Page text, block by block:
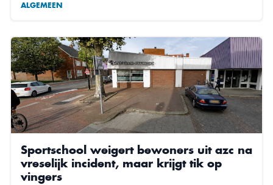
ALGEMEEN
Sportschool weigert bewoners uit azc na
vreselijk incident, maar krijgt tik op
vingers